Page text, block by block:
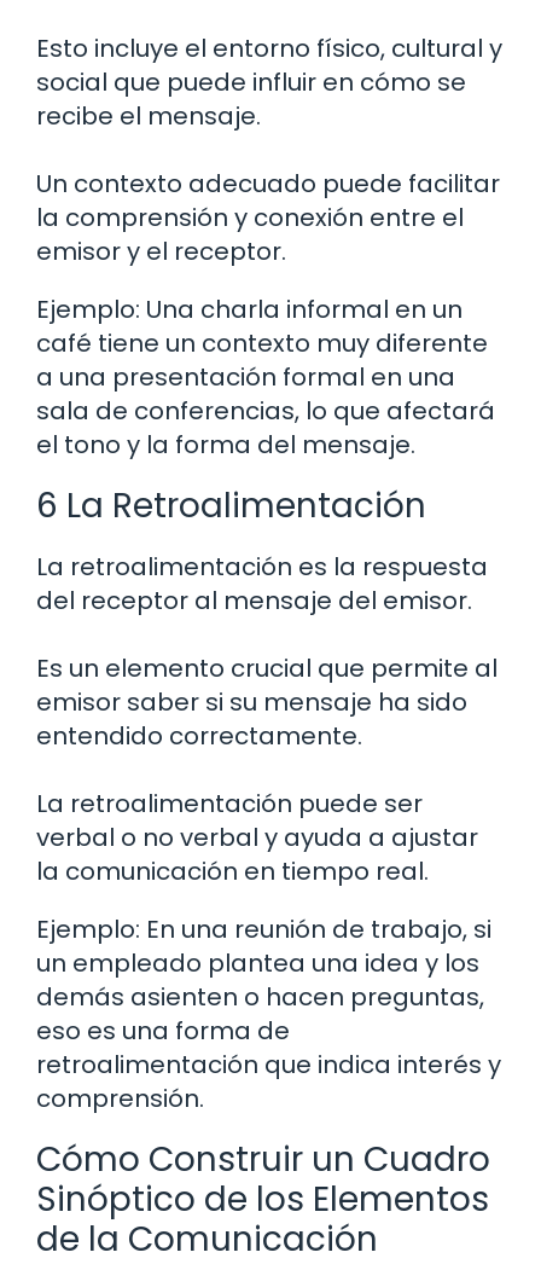
Esto incluye el entorno físico, cultural y
social que puede influir en cómo se
recibe el mensaje.
Un contexto adecuado puede facilitar
la comprensión y conexión entre el
emisor y el receptor.
Ejemplo: Una charla informal en un
café tiene un contexto muy diferente
a una presentación formal en una
sala de conferencias, lo que afectará
el tono y la forma del mensaje.
6 La Retroalimentación
La retroalimentación es la respuesta
del receptor al mensaje del emisor.
Es un elemento crucial que permite al
emisor saber si su mensaje ha sido
entendido correctamente.
La retroalimentación puede ser
verbal o no verbal y ayuda a ajustar
la comunicación en tiempo real.
Ejemplo: En una reunión de trabajo, si
un empleado plantea una idea y los
demás asienten o hacen preguntas,
eso es una forma de
retroalimentación que indica interés y
comprensión.
Cómo Construir un Cuadro
Sinóptico de los Elementos
de la Comunicación